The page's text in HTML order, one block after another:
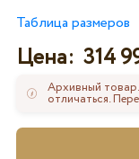
Таблица размеров
Цена: 314
Архивный
отличаться.